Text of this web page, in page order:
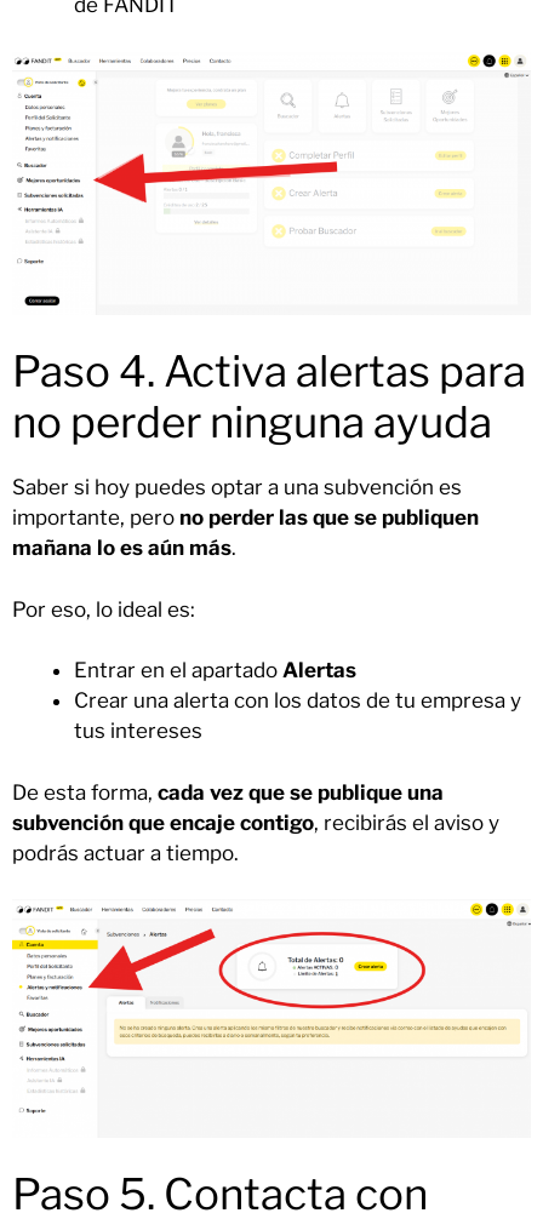
de FANDIT
Paso 4. Activa alertas para
no perder ninguna ayuda
Saber si hoy puedes optar a una subvención es
importante, pero no perder las que se publiquen
mañana lo es aún más.
Por eso, lo ideal es:
Entrar en el apartado Alertas
Crear una alerta con los datos de tu empresa y
tus intereses
De esta forma, cada vez que se publique una
subvención que encaje contigo, recibirás el aviso y
podrás actuar a tiempo.
Paso 5. Contacta con